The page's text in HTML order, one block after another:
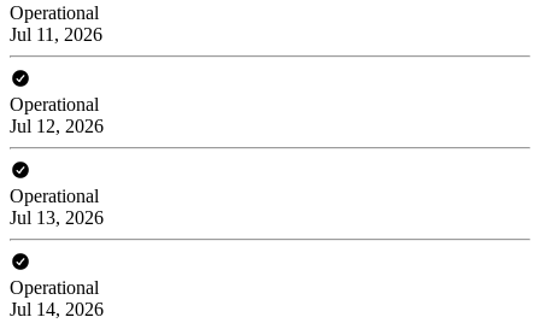
Operational
Jul 11, 2026
Operational
Jul 12, 2026
Operational
Jul 13, 2026
Operational
Jul 14, 2026